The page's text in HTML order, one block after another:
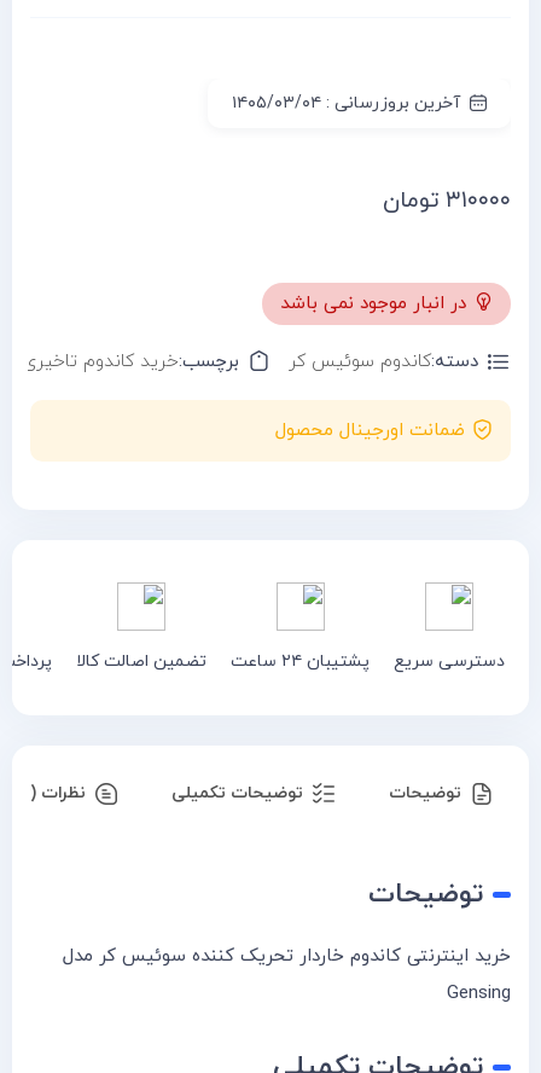
آخرین بروزرسانی : ۱۴۰۵/۰۳/۰۴
۳۱۰۰۰۰ تومان
در انبار موجود نمی باشد
دسته:کاندوم سوئیس کر برچسب:خرید کاندوم تاخیری
ضمانت اورجینال محصول
دسترسی سریع پشتیبان ۲۴ ساعت تضمین اصالت کالا
توضیحات توضیحات تکمیلی نظرات (۱۶)
توضیحات
خرید اینترنتی کاندوم خاردار تحریک کننده سوئیس کر مدل
Gensing